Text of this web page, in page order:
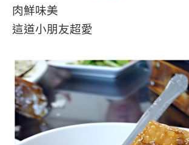
肉鮮味美
這道小朋友超愛